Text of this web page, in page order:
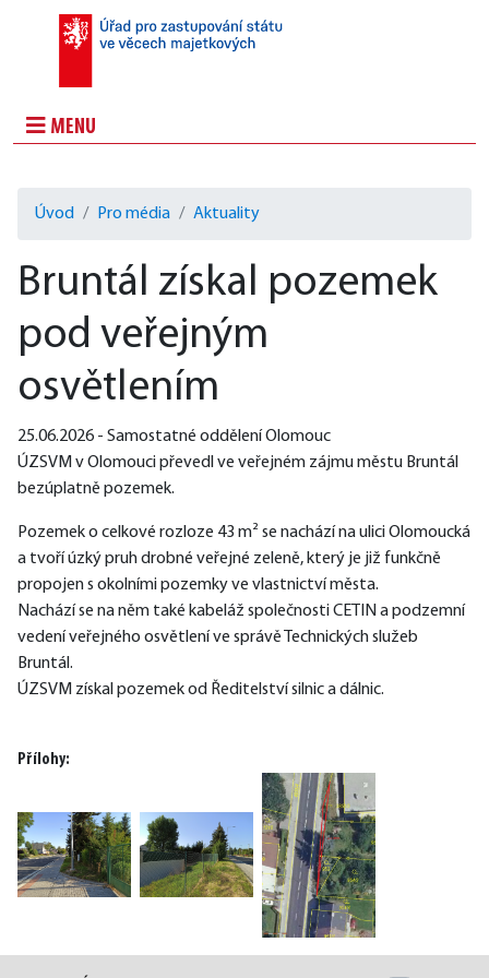
MENU
Úvod Pro média Aktuality
Bruntál získal pozemek
pod veřejným
osvětlením
25.06.2026 - Samostatné oddělení Olomouc
ÚZSVM v Olomouci převedl ve veřejném zájmu městu Bruntál
bezúplatně pozemek.
Pozemek o celkové rozloze 43 m² se nachází na ulici Olomoucká
a tvoří úzký pruh drobné veřejné zeleně, který je již funkčně
propojen s okolními pozemky ve vlastnictví města.
Nachází se na něm také kabeláž společnosti CETIN a podzemní
vedení veřejného osvětlení ve správě Technických služeb
Bruntál.
ÚZSVM získal pozemek od Ředitelství silnic a dálnic.
Přílohy: